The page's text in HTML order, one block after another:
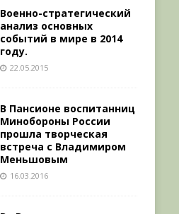
Военно-стратегический
анализ основных
событий в мире в 2014
году.
22.05.2015
В Пансионе воспитанниц
Минобороны России
прошла творческая
встреча с Владимиром
Меньшовым
16.03.2016